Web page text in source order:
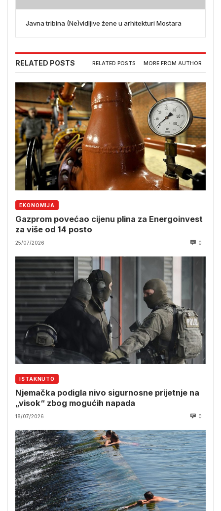
Javna tribina (Ne)vidljive žene u arhitekturi Mostara
RELATED POSTS RELATED POSTS MORE FROM AUTHOR
EKONOMIJA
Gazprom povećao cijenu plina za Energoinvest
za više od 14 posto
25/07/2026 0
ISTAKNUTO
Njemačka podigla nivo sigurnosne prijetnje na
„visok“ zbog mogućih napada
18/07/2026 0